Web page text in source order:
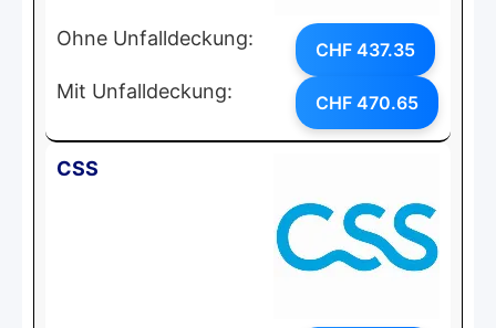
Ohne Unfalldeckung: CHF 437.35
Mit Unfalldeckung: CHF 470.65
CSS